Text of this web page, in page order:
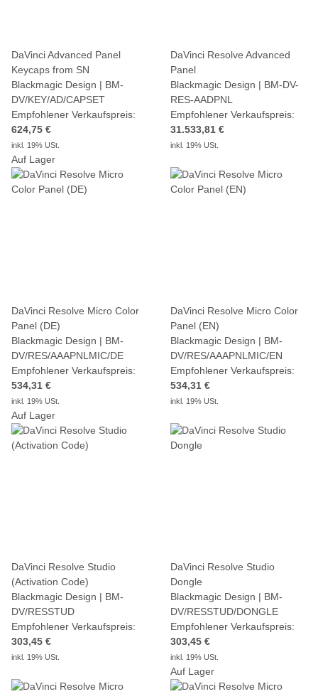
DaVinci Advanced Panel
Keycaps from SN
Blackmagic Design | BM-
DV/KEY/AD/CAPSET
Empfohlener Verkaufspreis:
624,75 €
inkl. 19% USt.
Auf Lager
DaVinci Resolve Advanced
Panel
Blackmagic Design | BM-DV-
RES-AADPNL
Empfohlener Verkaufspreis:
31.533,81 €
inkl. 19% USt.
DaVinci Resolve Micro Color
Panel (DE)
Blackmagic Design | BM-
DV/RES/AAAPNLMIC/DE
Empfohlener Verkaufspreis:
534,31 €
inkl. 19% USt.
Auf Lager
DaVinci Resolve Micro Color
Panel (EN)
Blackmagic Design | BM-
DV/RES/AAAPNLMIC/EN
Empfohlener Verkaufspreis:
534,31 €
inkl. 19% USt.
DaVinci Resolve Studio
(Activation Code)
Blackmagic Design | BM-
DV/RESSTUD
Empfohlener Verkaufspreis:
303,45 €
inkl. 19% USt.
DaVinci Resolve Studio
Dongle
Blackmagic Design | BM-
DV/RESSTUD/DONGLE
Empfohlener Verkaufspreis:
303,45 €
inkl. 19% USt.
Auf Lager